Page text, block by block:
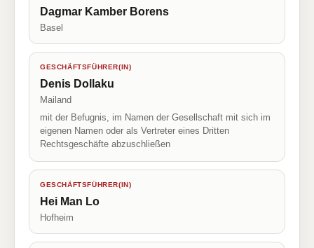
Dagmar Kamber Borens
Basel
GESCHÄFTSFÜHRER(IN)
Denis Dollaku
Mailand
mit der Befugnis, im Namen der Gesellschaft mit sich im
eigenen Namen oder als Vertreter eines Dritten
Rechtsgeschäfte abzuschließen
GESCHÄFTSFÜHRER(IN)
Hei Man Lo
Hofheim